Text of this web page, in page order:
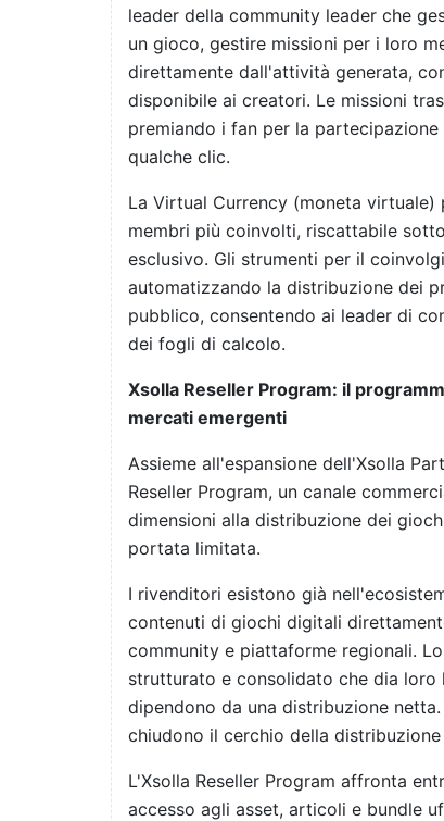
leader della community leader che
un gioco, gestire missioni per i loro
direttamente dall'attività generata,
disponibile ai creatori. Le missioni
premiando i fan per la
qualche clic.
La Virtual Currency (moneta
membri più coinvolti, riscattabile
esclusivo. Gli strumenti per il
automatizzando la distribuzione dei
pubblico, consentendo ai leader di
dei fogli di calcolo.
Xsolla Reseller Program: il
mercati emergenti
Assieme all'espansione dell'Xsolla
Reseller Program, un canale
dimensioni alla distribuzione dei
portata limitata.
I rivenditori esistono già
contenuti di giochi digitali
community e piattaforme regionali.
strutturato e consolidato che dia
dipendono da una distribuzione
chiudono il cerchio della
L'Xsolla Reseller Program affronta
accesso agli asset, articoli e bundle